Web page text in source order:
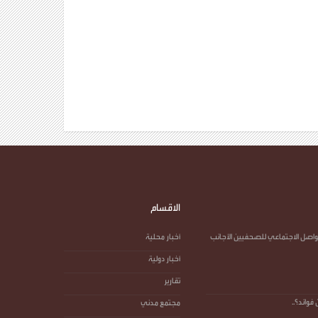
الاجتماعي للصحفيين الأجانب
الاقسام
أخبار محلية
أخبار دولية
تقارير
مجتمع مدني